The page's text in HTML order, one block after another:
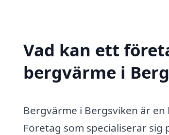
Vad kan ett
bergvärme i
Bergvärme i Bergsviken är
Företag som specialiserar